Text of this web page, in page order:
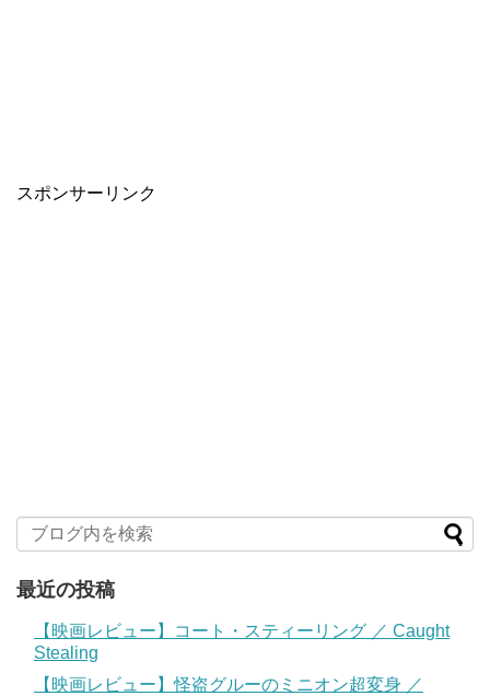
スポンサーリンク
最近の投稿
【映画レビュー】コート・スティーリング ／ Caught
Stealing
【映画レビュー】怪盗グルーのミニオン超変身 ／